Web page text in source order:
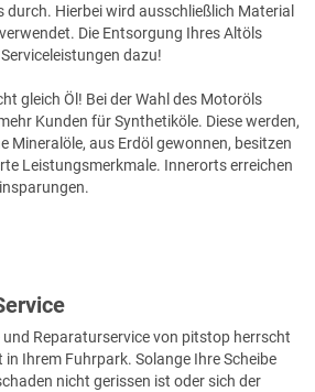
durch. Hierbei wird ausschließlich Material
Die Entsorgung Ihres Altöls
dazu!
gleich Öl! Bei der Wahl des Motoröls
Kunden für Synthetiköle. Diese werden,
Mineralöle, aus Erdöl gewonnen, besitzen
Leistungsmerkmale. Innerorts erreichen
Reparaturservice von pitstop herrscht
in Ihrem Fuhrpark. Solange Ihre Scheibe
nicht gerissen ist oder sich der